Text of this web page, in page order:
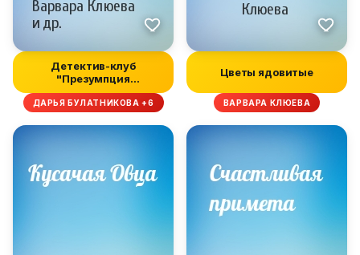
Детектив-клуб
"Презумпция
виновности" (Буриме-
дете...
ДАРЬЯ БУЛАТНИКОВА +6
Цветы ядовитые
ВАРВАРА КЛЮЕВА